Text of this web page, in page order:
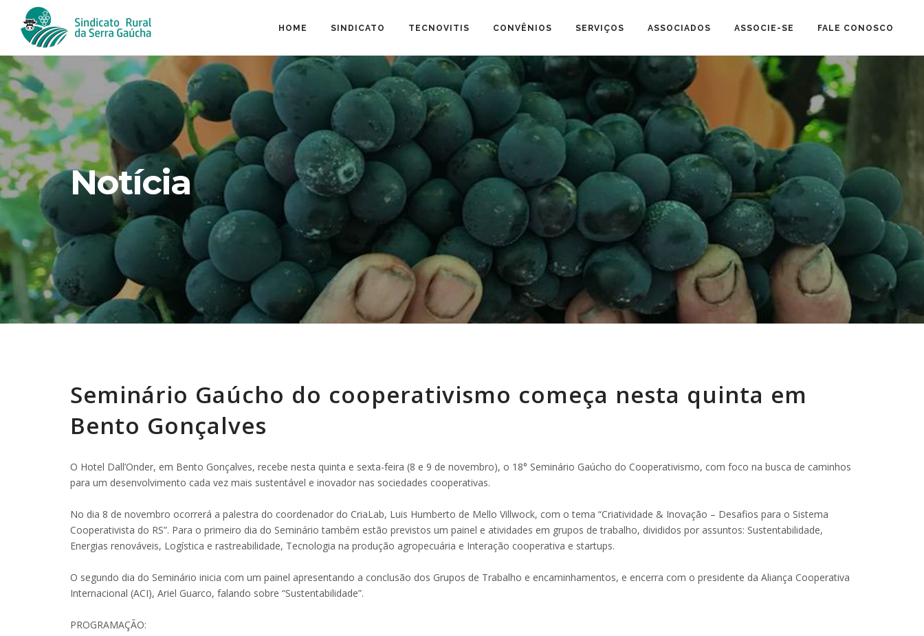
HOME SINDICATO TECNOVITIS CONVÊNIOS SERVIÇOS ASSOCIADOS ASSOCIE-SE FALE CONOSCO
Notícia
Seminário Gaúcho do cooperativismo começa nesta quinta em
Bento Gonçalves
O Hotel Dall’Onder, em Bento Gonçalves, recebe nesta quinta e sexta-feira (8 e 9 de novembro), o 18° Seminário Gaúcho do Cooperativismo, com foco na busca de caminhos
para um desenvolvimento cada vez mais sustentável e inovador nas sociedades cooperativas.
No dia 8 de novembro ocorrerá a palestra do coordenador do CriaLab, Luis Humberto de Mello Villwock, com o tema “Criatividade & Inovação – Desafios para o Sistema
Cooperativista do RS”. Para o primeiro dia do Seminário também estão previstos um painel e atividades em grupos de trabalho, divididos por assuntos: Sustentabilidade,
Energias renováveis, Logística e rastreabilidade, Tecnologia na produção agropecuária e Interação cooperativa e startups.
O segundo dia do Seminário inicia com um painel apresentando a conclusão dos Grupos de Trabalho e encaminhamentos, e encerra com o presidente da Aliança Cooperativa
Internacional (ACI), Ariel Guarco, falando sobre “Sustentabilidade”.
PROGRAMAÇÃO: